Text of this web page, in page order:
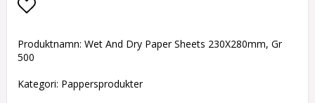
Produktnamn: Wet And Dry Paper Sheets 230X280mm, Gr
500
Kategori: Pappersprodukter